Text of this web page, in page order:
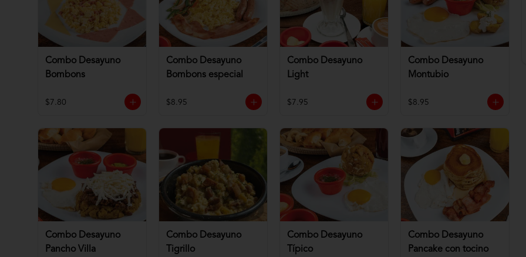
Combo Desayuno
Bombons
$7.80
Combo Desayuno
Bombons especial
$8.95
Combo Desayuno
Light
$7.95
Combo Desayuno
Montubio
$8.95
Combo Desayuno
Pancho Villa
Combo Desayuno
Tigrillo
Combo Desayuno
Típico
Combo Desayuno
Pancake con tocino